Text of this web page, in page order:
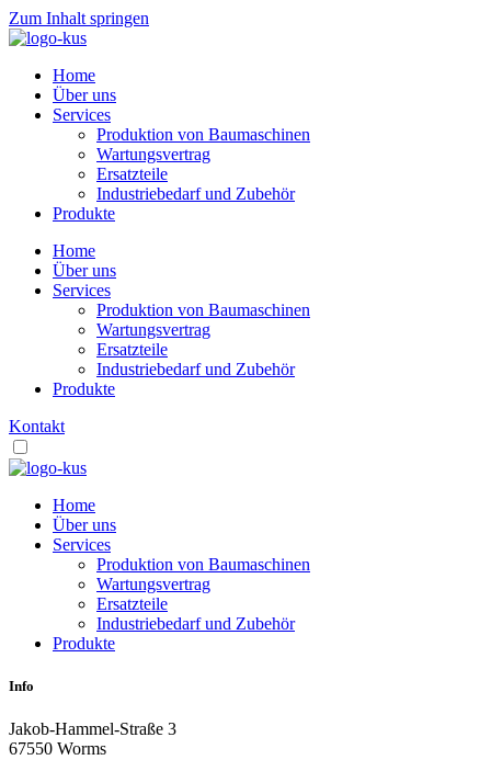
Zum Inhalt springen
Home
Über uns
Services
Produktion von Baumaschinen
Wartungsvertrag
Ersatzteile
Industriebedarf und Zubehör
Produkte
Home
Über uns
Services
Produktion von Baumaschinen
Wartungsvertrag
Ersatzteile
Industriebedarf und Zubehör
Produkte
Kontakt
Home
Über uns
Services
Produktion von Baumaschinen
Wartungsvertrag
Ersatzteile
Industriebedarf und Zubehör
Produkte
Info
Jakob-Hammel-Straße 3
67550 Worms